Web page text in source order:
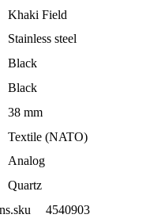
Khaki Field
Stainless steel
Black
Black
38 mm
Textile (NATO)
Analog
Quartz
4540903